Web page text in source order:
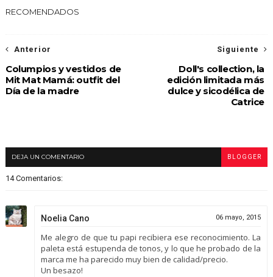
RECOMENDADOS
Siguiente
Doll's collection, la
edición limitada más
dulce y sicodélica de
Catrice
Anterior
Columpios y vestidos de
Mit Mat Mamá: outfit del
Día de la madre
DEJA UN COMENTARIO BLOGGER
14 Comentarios:
Noelia Cano 06 mayo, 2015
Me alegro de que tu papi recibiera ese reconocimiento. La
paleta está estupenda de tonos, y lo que he probado de la
marca me ha parecido muy bien de calidad/precio.
Un besazo!